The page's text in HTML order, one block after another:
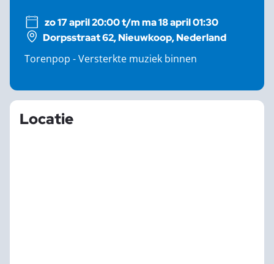
zo 17 april 20:00 t/m ma 18 april 01:30
Dorpsstraat 62, Nieuwkoop, Nederland
Torenpop - Versterkte muziek binnen
Locatie